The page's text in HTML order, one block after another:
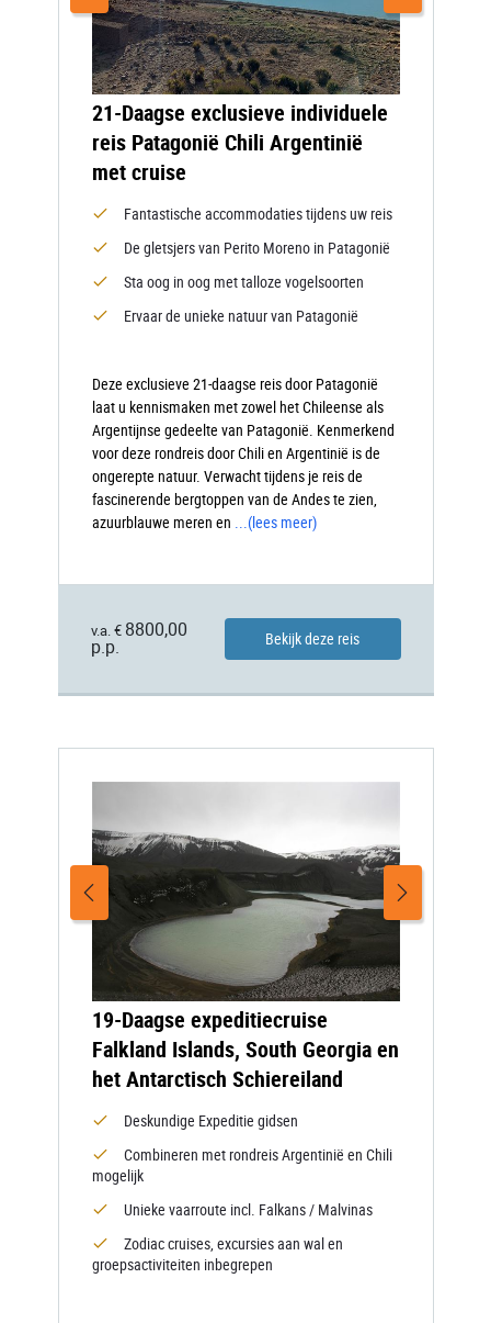
21-Daagse exclusieve individuele
reis Patagonië Chili Argentinië
met cruise
Fantastische accommodaties tijdens uw reis
De gletsjers van Perito Moreno in Patagonië
Sta oog in oog met talloze vogelsoorten
Ervaar de unieke natuur van Patagonië
Deze exclusieve 21-daagse reis door Patagonië
laat u kennismaken met zowel het Chileense als
Argentijnse gedeelte van Patagonië. Kenmerkend
voor deze rondreis door Chili en Argentinië is de
ongerepte natuur. Verwacht tijdens je reis de
fascinerende bergtoppen van de Andes te zien,
azuurblauwe meren en ...(lees meer)
v.a. € 8800,00
p.p.
Bekijk deze reis
19-Daagse expeditiecruise
Falkland Islands, South Georgia en
het Antarctisch Schiereiland
Deskundige Expeditie gidsen
Combineren met rondreis Argentinië en Chili
mogelijk
Unieke vaarroute incl. Falkans / Malvinas
Zodiac cruises, excursies aan wal en
groepsactiviteiten inbegrepen